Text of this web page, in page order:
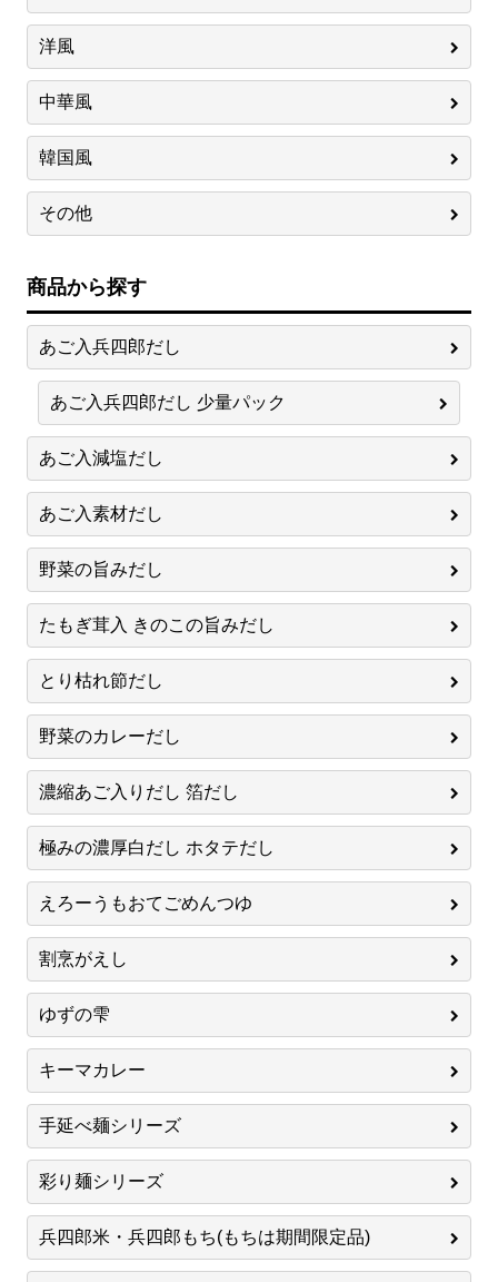
洋風
中華風
韓国風
その他
商品から探す
あご入兵四郎だし
あご入兵四郎だし 少量パック
あご入減塩だし
あご入素材だし
野菜の旨みだし
たもぎ茸入 きのこの旨みだし
とり枯れ節だし
野菜のカレーだし
濃縮あご入りだし 箔だし
極みの濃厚白だし ホタテだし
えろーうもおてごめんつゆ
割烹がえし
ゆずの雫
キーマカレー
手延べ麺シリーズ
彩り麺シリーズ
兵四郎米・兵四郎もち(もちは期間限定品)